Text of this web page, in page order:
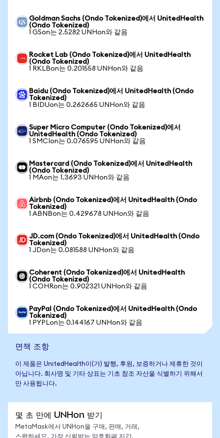
Goldman Sachs (Ondo Tokenized)에서 UnitedHealth
(Ondo Tokenized)
1 GSon는 2.5282 UNHon와 같음
Rocket Lab (Ondo Tokenized)에서 UnitedHealth
(Ondo Tokenized)
1 RKLBon는 0.201558 UNHon와 같음
Baidu (Ondo Tokenized)에서 UnitedHealth (Ondo
Tokenized)
1 BIDUon는 0.262665 UNHon와 같음
Super Micro Computer (Ondo Tokenized)에서
UnitedHealth (Ondo Tokenized)
1 SMCIon는 0.076595 UNHon와 같음
Mastercard (Ondo Tokenized)에서 UnitedHealth
(Ondo Tokenized)
1 MAon는 1.3693 UNHon와 같음
Airbnb (Ondo Tokenized)에서 UnitedHealth (Ondo
Tokenized)
1 ABNBon는 0.429678 UNHon와 같음
JD.com (Ondo Tokenized)에서 UnitedHealth (Ondo
Tokenized)
1 JDon는 0.081588 UNHon와 같음
Coherent (Ondo Tokenized)에서 UnitedHealth
(Ondo Tokenized)
1 COHRon는 0.902321 UNHon와 같음
PayPal (Ondo Tokenized)에서 UnitedHealth (Ondo
Tokenized)
1 PYPLon는 0.144167 UNHon와 같음
면책 조항
이 제품은 UnitedHealth이(가) 발행, 후원, 보증하거나 제휴한 것이
아닙니다. 회사명 및 기타 상표는 기초 참조 자산을 식별하기 위해서
만 사용됩니다.
몇 초 만에 UNHon 받기
MetaMask에서 UNHon을 구매, 판매, 거래,